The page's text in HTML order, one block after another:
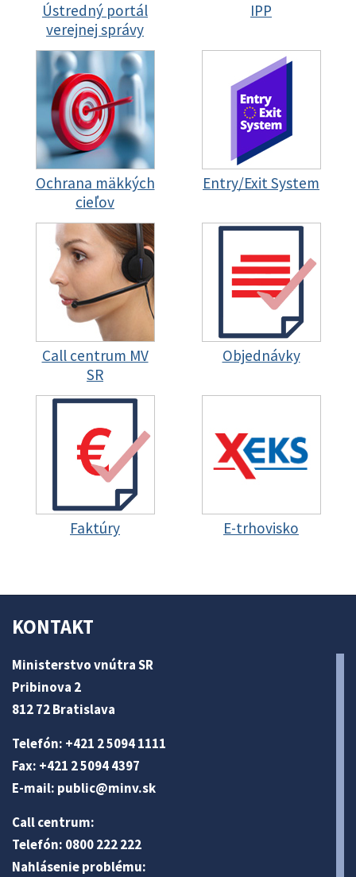
Ústredný portál
verejnej správy
IPP
Ochrana mäkkých
cieľov
Entry/Exit System
Call centrum MV
SR
Objednávky
Faktúry E-trhovisko
KONTAKT
Ministerstvo vnútra SR
Pribinova 2
812 72 Bratislava
Telefón: +421 2 5094 1111
Fax: +421 2 5094 4397
E-mail: public@minv.sk
Call centrum:
Telefón: 0800 222 222
Nahlásenie problému: